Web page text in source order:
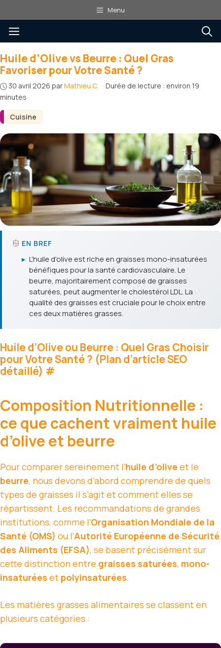
au
contenu
Menu
Menu
Cuisine
Huile d’Olive vs Beurre : Quel Gras
Favoriser pour Votre Santé ?
30 avril 2026 parMathieu C. · Durée de lecture : environ 19
minutes
EN BREF
▸ L'huile d'olive est riche en graisses mono-insaturées
bénéfiques pour la santé cardiovasculaire. Le
beurre, majoritairement composé de graisses
saturées, peut augmenter le cholestérol LDL. La
qualité des graisses est cruciale pour le choix entre
ces deux matières grasses.
Huile d’Olive ou Beurre : Quel Gras Choisir
pour Votre Santé ? (Plan d’article SEO
détaillé) #
Composition Nutritionnelle :
ce que cachent vraiment huile
d’olive et beurre
Pour comparer sereinement l’huile d’olive et le
beurre, nous devons d’abord comprendre de quels
types de graisses il s’agit et comment elles se
répartissent. Les recommandations de grandes
institutions, comme l’Organisation Mondiale de la
Santé (OMS) ou l’Autorité Européenne de Sécurité
des Aliments (EFSA), se basent précisément sur
cette distinction entre graisses saturées, mono-
insaturées et polyinsaturées.
Les matières grasses alimentaires se classent en
plusieurs catégories :